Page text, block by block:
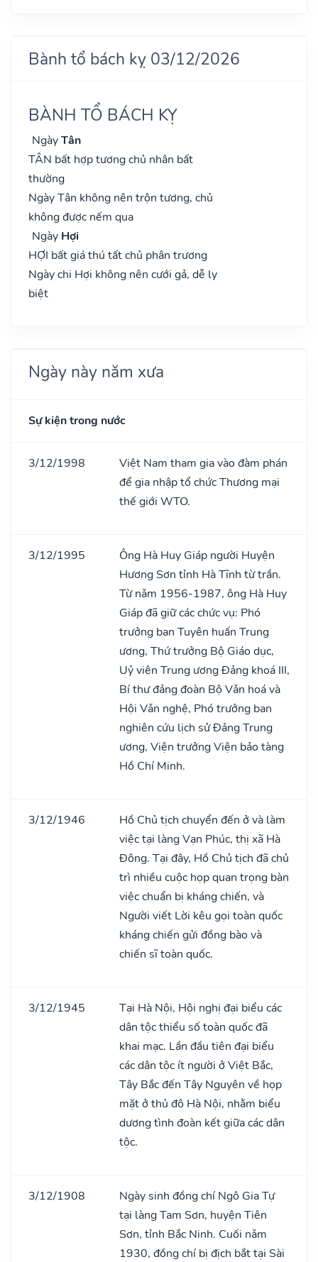
Bành tổ bách kỵ 03/12/2026
BÀNH TỔ BÁCH KỴ
NgàyTân
TÂN bất hợp tương chủ nhân bất
thường
Ngày Tân không nên trộn tương, chủ
không được nếm qua
Ngày Hợi
HỢI bất giá thú tất chủ phân trương
Ngày chi Hợi không nên cưới gả, dễ ly
biệt
Ngày này năm xưa
Sự kiện trong nước
3/12/1998
Việt Nam tham gia vào đàm phán
để gia nhập tổ chức Thương mại
thế giới WTO.
3/12/1995
Ông Hà Huy Giáp người Huyện
Hương Sơn tỉnh Hà Tĩnh từ trần.
Từ nǎm 1956-1987, ông Hà Huy
Giáp đã giữ các chức vụ: Phó
trưởng ban Tuyên huấn Trung
ương, Thứ trưởng Bộ Giáo dục,
Uỷ viên Trung ương Đảng khoá III,
Bí thư đảng đoàn Bộ Vǎn hoá và
Hội Vǎn nghệ, Phó trưởng ban
nghiên cứu lịch sử Đảng Trung
ương, Viện trưởng Viện bảo tàng
Hồ Chí Minh.
3/12/1946
Hồ Chủ tịch chuyển đến ở và làm
việc tại làng Vạn Phúc, thị xã Hà
Đông. Tại đây, Hồ Chủ tịch đã chủ
trì nhiều cuộc họp quan trọng bàn
việc chuẩn bị kháng chiến, và
Người viết Lời kêu gọi toàn quốc
kháng chiến gửi đồng bào và
chiến sĩ toàn quốc.
3/12/1945
Tại Hà Nội, Hội nghị đại biểu các
dân tộc thiểu số toàn quốc đã
khai mạc. Lần đầu tiên đại biểu
các dân tộc ít người ở Việt Bắc,
Tây Bắc đến Tây Nguyên về họp
mặt ở thủ đô Hà Nội, nhằm biểu
dương tình đoàn kết giữa các dân
tộc.
3/12/1908
Ngày sinh đồng chí Ngô Gia Tự
tại làng Tam Sơn, huyện Tiên
Sơn, tỉnh Bắc Ninh. Cuối nǎm
1930, đồng chí bị địch bắt tại Sài